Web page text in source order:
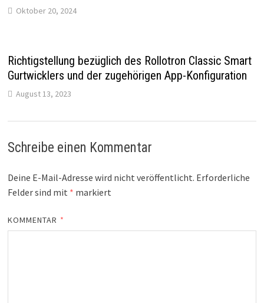
Oktober 20, 2024
Richtigstellung bezüglich des Rollotron Classic Smart
Gurtwicklers und der zugehörigen App-Konfiguration
August 13, 2023
Schreibe einen Kommentar
Deine E-Mail-Adresse wird nicht veröffentlicht. Erforderliche
Felder sind mit * markiert
KOMMENTAR *